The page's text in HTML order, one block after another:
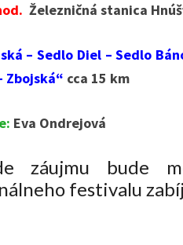
Železničná stanica
– Sedlo Diel – Sedlo
Zbojská“ cca 15 km
Eva Ondrejová
záujmu bude
festivalu